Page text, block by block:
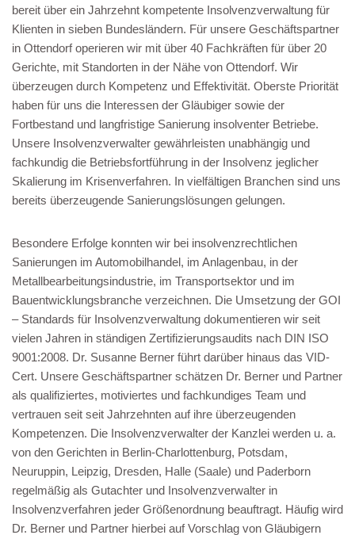
bereit über ein Jahrzehnt kompetente Insolvenzverwaltung für
Klienten in sieben Bundesländern. Für unsere Geschäftspartner
in Ottendorf operieren wir mit über 40 Fachkräften für über 20
Gerichte, mit Standorten in der Nähe von Ottendorf. Wir
überzeugen durch Kompetenz und Effektivität. Oberste Priorität
haben für uns die Interessen der Gläubiger sowie der
Fortbestand und langfristige Sanierung insolventer Betriebe.
Unsere Insolvenzverwalter gewährleisten unabhängig und
fachkundig die Betriebsfortführung in der Insolvenz jeglicher
Skalierung im Krisenverfahren. In vielfältigen Branchen sind uns
bereits überzeugende Sanierungslösungen gelungen.
Besondere Erfolge konnten wir bei insolvenzrechtlichen
Sanierungen im Automobilhandel, im Anlagenbau, in der
Metallbearbeitungsindustrie, im Transportsektor und im
Bauentwicklungsbranche verzeichnen. Die Umsetzung der GOI
– Standards für Insolvenzverwaltung dokumentieren wir seit
vielen Jahren in ständigen Zertifizierungsaudits nach DIN ISO
9001:2008. Dr. Susanne Berner führt darüber hinaus das VID-
Cert. Unsere Geschäftspartner schätzen Dr. Berner und Partner
als qualifiziertes, motiviertes und fachkundiges Team und
vertrauen seit seit Jahrzehnten auf ihre überzeugenden
Kompetenzen. Die Insolvenzverwalter der Kanzlei werden u. a.
von den Gerichten in Berlin-Charlottenburg, Potsdam,
Neuruppin, Leipzig, Dresden, Halle (Saale) und Paderborn
regelmäßig als Gutachter und Insolvenzverwalter in
Insolvenzverfahren jeder Größenordnung beauftragt. Häufig wird
Dr. Berner und Partner hierbei auf Vorschlag von Gläubigern